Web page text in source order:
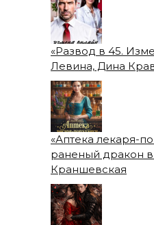
«Развод в 45.
Левина, Дина
«Аптека лекаря-
раненый дракон
Краншевская